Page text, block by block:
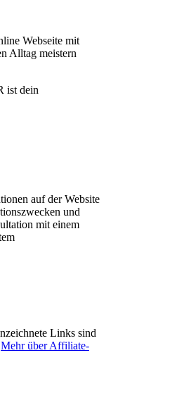
Webseite mit
Alltag meistern
ist dein
auf der Website
und
mit einem
Links sind
Mehr über Affiliate-